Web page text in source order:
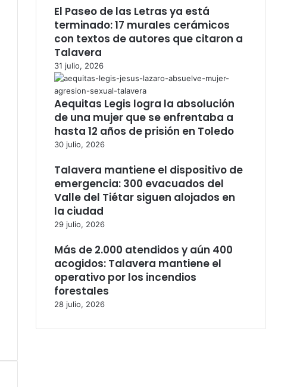
El Paseo de las Letras ya está
terminado: 17 murales cerámicos
con textos de autores que citaron a
Talavera
31 julio, 2026
Aequitas Legis logra la absolución
de una mujer que se enfrentaba a
hasta 12 años de prisión en Toledo
30 julio, 2026
Talavera mantiene el dispositivo de
emergencia: 300 evacuados del
Valle del Tiétar siguen alojados en
la ciudad
29 julio, 2026
Más de 2.000 atendidos y aún 400
acogidos: Talavera mantiene el
operativo por los incendios
forestales
28 julio, 2026